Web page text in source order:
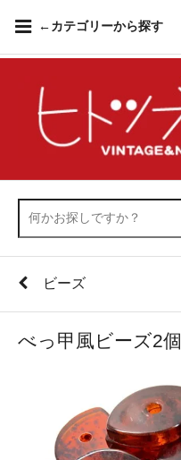
←カテゴリーから探す
ビーズ
べっ甲風ビーズ2個